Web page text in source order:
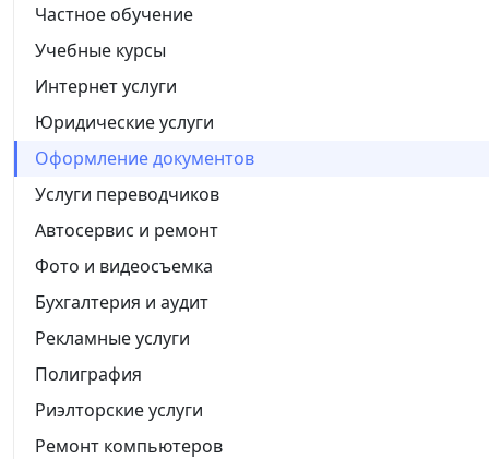
Частное обучение
Учебные курсы
Интернет услуги
Юридические услуги
Оформление документов
Услуги переводчиков
Автосервис и ремонт
Фото и видеосъемка
Бухгалтерия и аудит
Рекламные услуги
Полиграфия
Риэлторские услуги
Ремонт компьютеров